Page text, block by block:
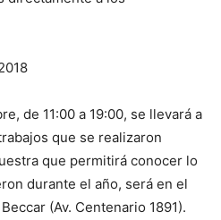
de 11:00 a 19:00, se llevará a
que se realizaron
que permitirá conocer lo
durante el año, será en el
(Av. Centenario 1891).